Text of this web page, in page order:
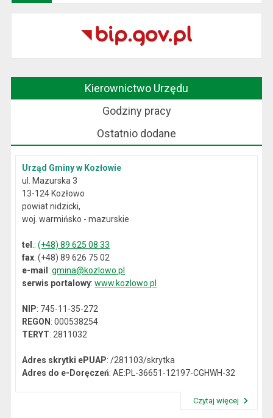
Kierownictwo Urzędu
Godziny pracy
Ostatnio dodane
Urząd Gminy w Kozłowie
ul. Mazurska 3
13-124 Kozłowo
powiat nidzicki,
woj. warmińsko - mazurskie
tel .:(+48) 89 625 08 33
fax: (+48) 89 626 75 02
e-mail:gmina@kozlowo.pl
serwis portalowy:www.kozlowo.pl
NIP: 745-11-35-272
REGON: 000538254
TERYT: 2811032
Adres skrytki ePUAP: /281103/skrytka
Adres do e-Doręczeń: AE:PL-36651-12197-CGHWH-32
Czytaj więcej